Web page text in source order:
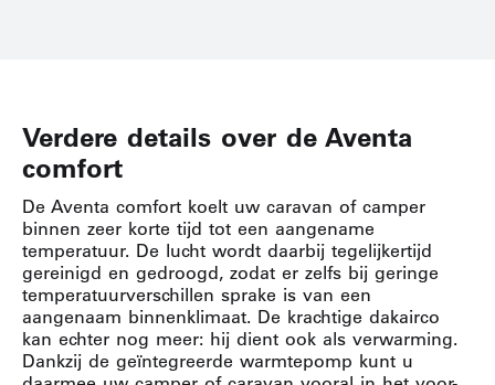
Verdere details over de Aventa
comfort
De Aventa comfort koelt uw caravan of camper
binnen zeer korte tijd tot een aangename
temperatuur. De lucht wordt daarbij tegelijkertijd
gereinigd en gedroogd, zodat er zelfs bij geringe
temperatuurverschillen sprake is van een
aangenaam binnenklimaat. De krachtige dakairco
kan echter nog meer: hij dient ook als verwarming.
Dankzij de geïntegreerde warmtepomp kunt u